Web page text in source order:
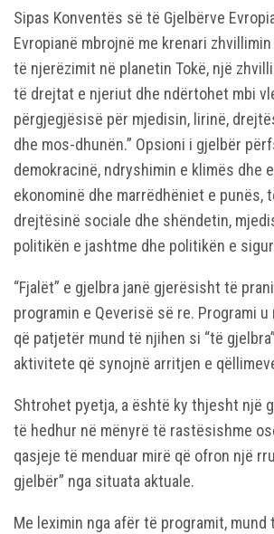
Sipas Konventës së të Gjelbërve
Evropianë mbrojnë me krenari
të njerëzimit në planetin Tokë, një
të drejtat e njeriut dhe ndërtohet mbi
përgjegjësisë për mjedisin, lirinë,
dhe mos-dhunën.” Opsioni i gjelbër
demokracinë, ndryshimin e klimës dhe
ekonominë dhe marrëdhëniet e punës,
drejtësinë sociale dhe shëndetin,
politikën e jashtme dhe politikën e
“Fjalët” e gjelbra janë gjerësisht të
programin e Qeverisë së re. Programi
që patjetër mund të njihen si “të
aktivitete që synojnë arritjen e
Shtrohet pyetja, a është ky thjesht një
të hedhur në mënyrë të rastësishme
qasjeje të menduar mirë që ofron një
gjelbër” nga situata aktuale.
Me leximin nga afër të programit, mund